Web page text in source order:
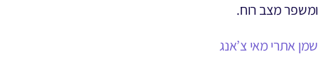
ומשפר מצב רוח.
שמן אתרי מאי צ’אנג